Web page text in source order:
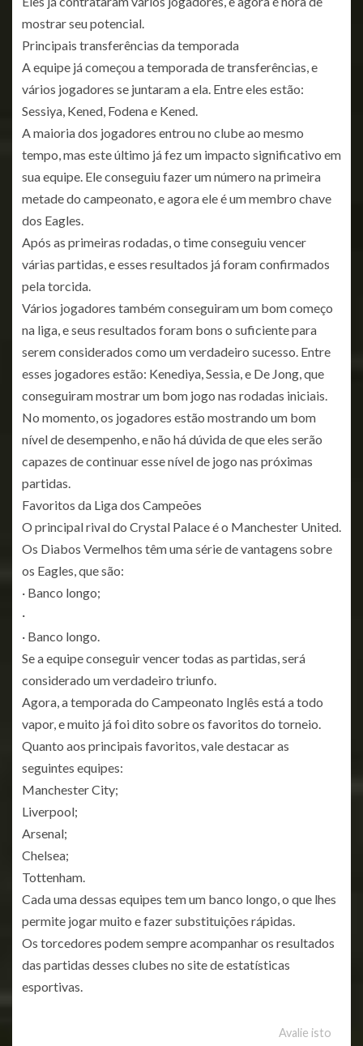
mostrar seu potencial.
Principais transferências da temporada
A equipe já começou a temporada de transferências, e
vários jogadores se juntaram a ela. Entre eles estão:
Sessiya, Kened, Fodena e Kened.
A maioria dos jogadores entrou no clube ao mesmo
tempo, mas este último já fez um impacto significativo em
sua equipe. Ele conseguiu fazer um número na primeira
metade do campeonato, e agora ele é um membro chave
dos Eagles.
Após as primeiras rodadas, o time conseguiu vencer
várias partidas, e esses resultados já foram confirmados
pela torcida.
Vários jogadores também conseguiram um bom começo
na liga, e seus resultados foram bons o suficiente para
serem considerados como um verdadeiro sucesso. Entre
esses jogadores estão: Kenediya, Sessia, e De Jong, que
conseguiram mostrar um bom jogo nas rodadas iniciais.
No momento, os jogadores estão mostrando um bom
nível de desempenho, e não há dúvida de que eles serão
capazes de continuar esse nível de jogo nas próximas
partidas.
Favoritos da Liga dos Campeões
O principal rival do Crystal Palace é o Manchester United.
Os Diabos Vermelhos têm uma série de vantagens sobre
os Eagles, que são:
· Banco longo;
·
· Banco longo.
Se a equipe conseguir vencer todas as partidas, será
considerado um verdadeiro triunfo.
Agora, a temporada do Campeonato Inglês está a todo
vapor, e muito já foi dito sobre os favoritos do torneio.
Quanto aos principais favoritos, vale destacar as
seguintes equipes:
Manchester City;
Liverpool;
Arsenal;
Chelsea;
Tottenham.
Cada uma dessas equipes tem um banco longo, o que lhes
permite jogar muito e fazer substituições rápidas.
Os torcedores podem sempre acompanhar os resultados
das partidas desses clubes no site de estatísticas
esportivas.
Avalie isto